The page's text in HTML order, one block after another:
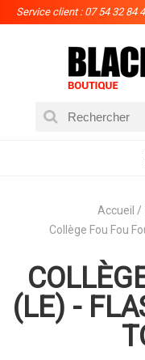
Service client : 07 54 32 84
Accueil
Collège Fou Fou
(LE) -